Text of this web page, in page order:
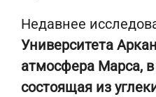
Недавнее
Университета
атмосфера Марса,
состоящая из